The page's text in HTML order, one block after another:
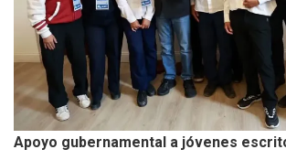
Apoyo gubernamental a jóvenes